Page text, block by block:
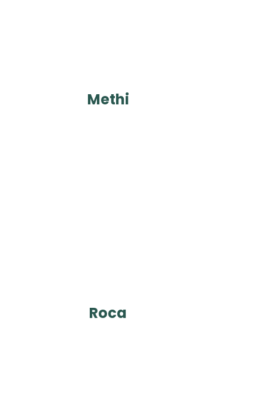
Methi
Roca